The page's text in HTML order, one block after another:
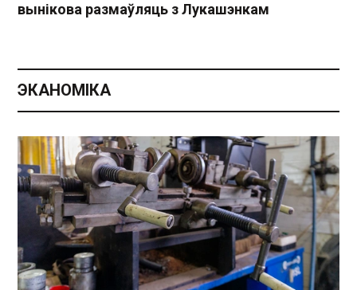
вынікова размаўляць з Лукашэнкам
ЭКАНОМІКА